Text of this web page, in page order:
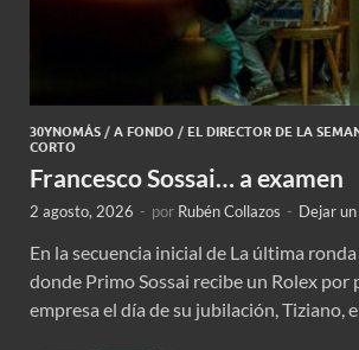
30YNOMÁS / A FONDO / EL DIRECTOR DE LA
CORTO
Francesco Sossai… a examen
2 agosto, 2026 - por Rubén Collazos - Dejar
En la secuencia inicial de La última ronda
donde Primo Sossai recibe un Rolex por
empresa el día de su jubilación, Tiziano,